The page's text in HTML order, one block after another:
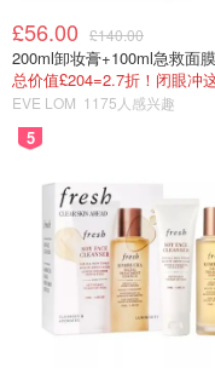
电影情节紧凑，全程无
悬着的，很有代入感
那一刻，我也哭到不
国的历史背景！柏林
4 切尔诺贝利（2019）
类型：剧情/历史
一句话剧情简介：
的辐射力相当于400
£56.00 £140.00
总价值£204=2.7折！闭眼冲
EVE LOM 1175人感兴趣
5